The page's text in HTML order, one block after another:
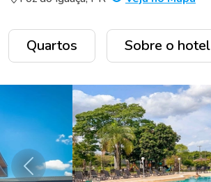
Quartos Sobre o hotel
Anterior